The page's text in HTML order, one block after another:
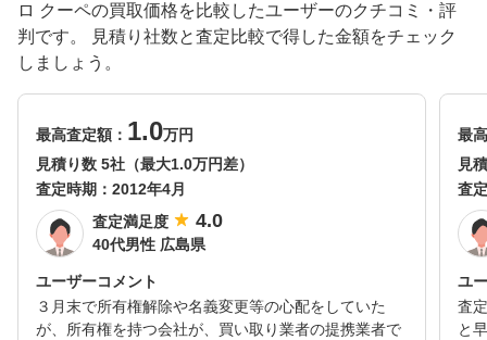
ロ クーペの買取価格を比較したユーザーのクチコミ・評
判です。 見積り社数と査定比較で得した金額をチェック
しましょう。
最高査定額： 1.0万円
見積り数 5社（最大1.0万円差）
査定時期： 2012年4月
査定満足度
4.0
40代男性 広島県
ユーザーコメント
３月末で所有権解除や名義変更等の心配をしていた
が、所有権を持つ会社が、買い取り業者の提携業者で
最
見
査
ユ
査
と